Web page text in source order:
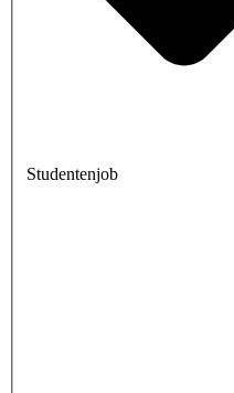
Studentenjob